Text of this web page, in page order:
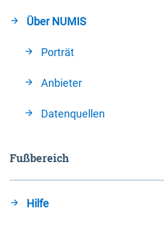
Über NUMIS
Porträt
Anbieter
Datenquellen
Fußbereich
Hilfe